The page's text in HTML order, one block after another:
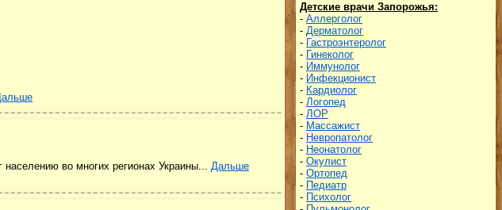
во многих регионах Украины... Дальше
Детские врачи Запорожья:
- Аллерголог
- Дерматолог
- Гастроэнтеролог
- Гинеколог
- Иммунолог
- Инфекционист
- Кардиолог
- Логопед
- ЛОР
- Массажист
- Невропатолог
- Неонатолог
- Окулист
- Ортопед
- Педиатр
- Психолог